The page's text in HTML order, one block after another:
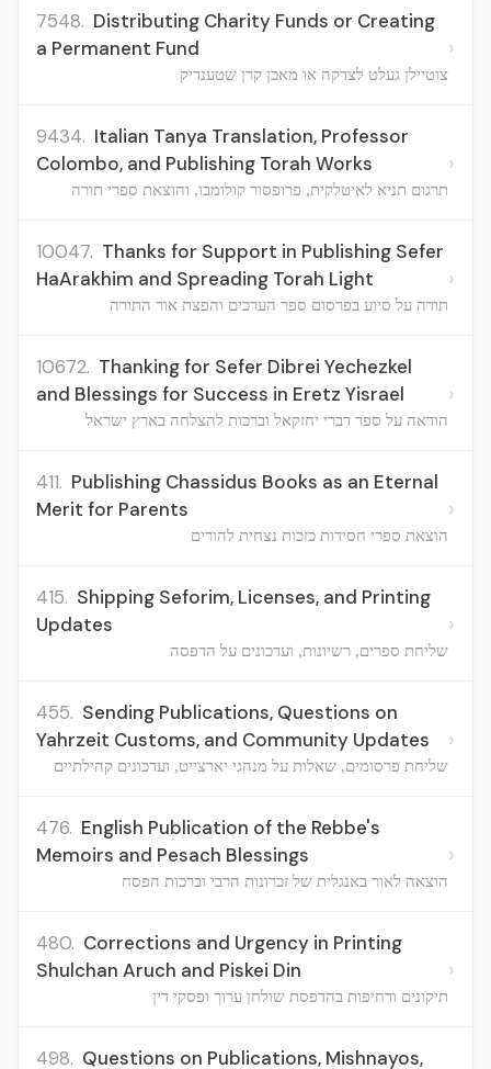
7548. Distributing Charity Funds or Creating
a Permanent Fund
צוטיילן געלט לצדקה או מאכן קרן שטענדיק
›
9434. Italian Tanya Translation, Professor
Colombo, and Publishing Torah Works
תרגום תניא לאיטלקית, פרופסור קולומבו, והוצאת ספרי תורה
›
10047. Thanks for Support in Publishing Sefer
HaArakhim and Spreading Torah Light
תודה על סיוע בפרסום ספר הערכים והפצת אור התורה
›
10672. Thanking for Sefer Dibrei Yechezkel
and Blessings for Success in Eretz Yisrael
הודאה על ספר דברי יחזקאל וברכות להצלחה בארץ ישראל
›
411. Publishing Chassidus Books as an Eternal
Merit for Parents
הוצאת ספרי חסידות כזכות נצחית להורים
›
415. Shipping Seforim, Licenses, and Printing
Updates
שליחת ספרים, רשיונות, ועדכונים על הדפסה
›
455. Sending Publications, Questions on
Yahrzeit Customs, and Community Updates
שליחת פרסומים, שאלות על מנהגי יארצייט, ועדכונים קהילתיים
›
476. English Publication of the Rebbe's
Memoirs and Pesach Blessings
הוצאה לאור באנגלית של זכרונות הרבי וברכות הפסח
›
480. Corrections and Urgency in Printing
Shulchan Aruch and Piskei Din
תיקונים ודחיפות בהדפסת שולחן ערוך ופסקי דין
›
498. Questions on Publications, Mishnayos,